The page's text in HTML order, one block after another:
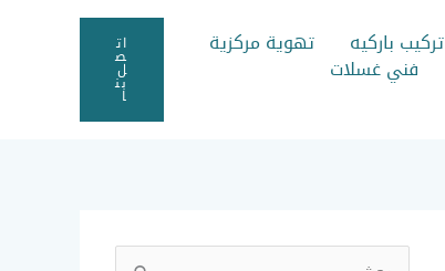
تركيب باركيه تهوية مركزية
فني غسلات
ات
ص
ل
بن
ا